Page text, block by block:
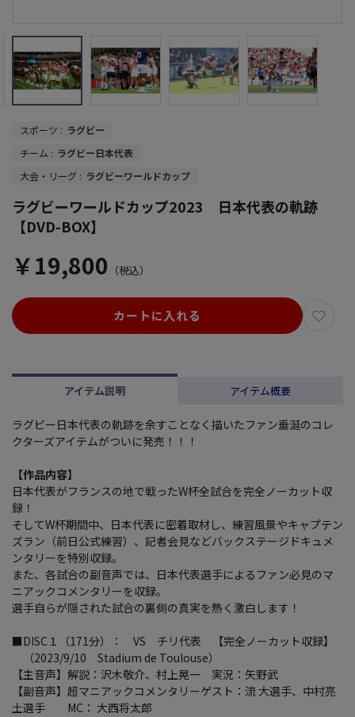
スポーツ : ラグビー
チーム : ラグビー日本代表
大会・リーグ : ラグビーワールドカップ
ラグビーワールドカップ2023 日本代表の軌跡
【DVD-BOX】
￥19,800 （税込）
カートに入れる
アイテム説明 アイテム概要
ラグビー日本代表の軌跡を余すことなく描いたファン垂涎のコレ
クターズアイテムがついに発売！！！
【作品内容】
日本代表がフランスの地で戦ったW杯全試合を完全ノーカット収
録！
そしてW杯期間中、日本代表に密着取材し、練習風景やキャプテン
ズラン（前日公式練習）、記者会見などバックステージドキュメ
ンタリーを特別収録。
また、各試合の副音声では、日本代表選手によるファン必見のマ
ニアックコメンタリーを収録。
選手自らが隠された試合の裏側の真実を熱く激白します！
■DISC１（171分）： VS チリ代表 【完全ノーカット収録】
（2023/9/10 Stadium de Toulouse）
【主音声】解説：沢木敬介、村上晃一 実況：矢野武
【副音声】超マニアックコメンタリーゲスト：流 大選手、中村亮
土選手 MC： 大西将太郎